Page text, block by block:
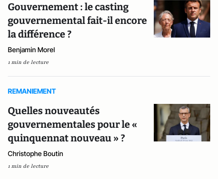
Gouvernement : le casting
gouvernemental fait-il encore
la différence ?
Benjamin Morel
1 min de lecture
REMANIEMENT
Quelles nouveautés
gouvernementales pour le «
quinquennat nouveau » ?
Christophe Boutin
1 min de lecture